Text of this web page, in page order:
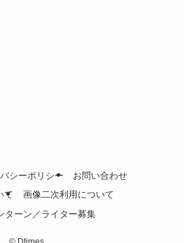
シーポリシー
お問い合わせ
て
画像二次利用について
ターン／ライター募集